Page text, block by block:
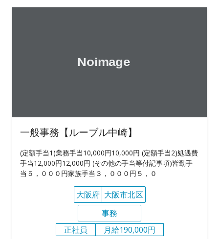
一般事務【ルーブル中崎】
(定額手当1)業務手当10,000円10,000円 (定額手当2)処遇費
手当12,000円12,000円 (その他の手当等付記事項)皆勤手
当５，０００円家族手当３，０００円５，０
大阪府 大阪市北区
事務
正社員
月給190,000円